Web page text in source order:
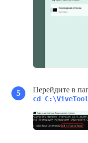
5 Перейдите в
cd C:\ViveTool